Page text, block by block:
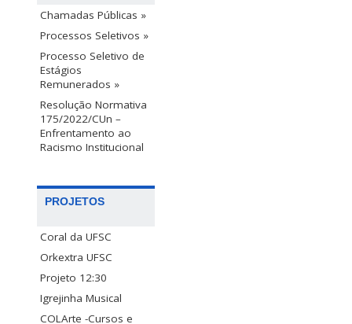
Chamadas Públicas »
Processos Seletivos »
Processo Seletivo de
Estágios
Remunerados »
Resolução Normativa
175/2022/CUn –
Enfrentamento ao
Racismo Institucional
PROJETOS
Coral da UFSC
Orkextra UFSC
Projeto 12:30
Igrejinha Musical
COLArte -Cursos e